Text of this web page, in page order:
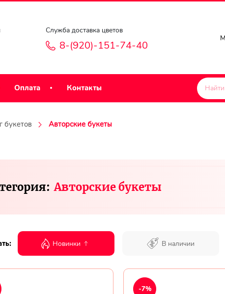
Служба доставка цветов
8-(920)-151-74-40
Оплата Контакты
букетов Авторские букеты
Авторские букеты
Новинки В наличии
-7%